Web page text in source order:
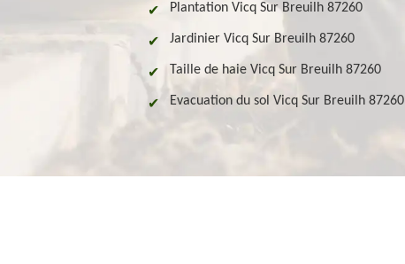
Plantation Vicq Sur Breuilh 87260
Jardinier Vicq Sur Breuilh 87260
Taille de haie Vicq Sur Breuilh 87260
Evacuation du sol Vicq Sur Breuilh 87260